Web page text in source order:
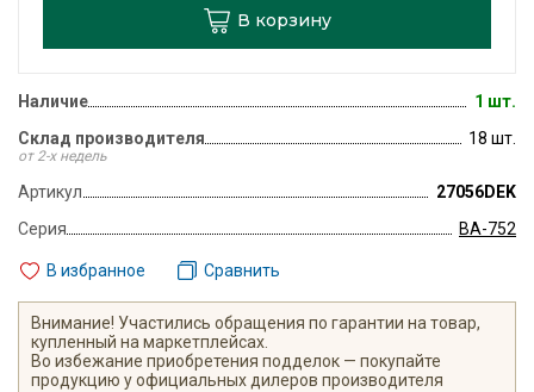
В корзину
Наличие
1 шт.
Склад производителя
от 2-х недель
18 шт.
Артикул
27056DEK
Серия
ВА-752
В избранное Сравнить
Внимание! Участились обращения по гарантии на товар,
купленный на маркетплейсах.
Во избежание приобретения подделок — покупайте
продукцию у официальных дилеров производителя